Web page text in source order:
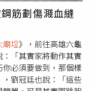
劉香慈坦言有時孩子
「到達我的臨界點，
話語！」劉香慈從表
慈自招曾與老公冷戰
喜怒哀樂，有次她脫
，「表演的角色其實
婚2年，夫妻磨合下
筋劃傷濺血縫
廟埕》，前往高雄六龜
「其實家將動作其實
必須要做到，那個樣
劉冠廷也說：「這些